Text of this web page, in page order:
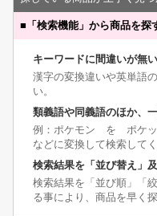
■ 「検索機能」から商品を探
キーワードに間違いが無
漢字の変換違いや英単語
い。
類義語や同義語のほか、
例：ポケモン を ポケッ
などに変換して検索してく
検索結果を「並び替え」
検索結果を「並び順」「
る事により、商品を早く